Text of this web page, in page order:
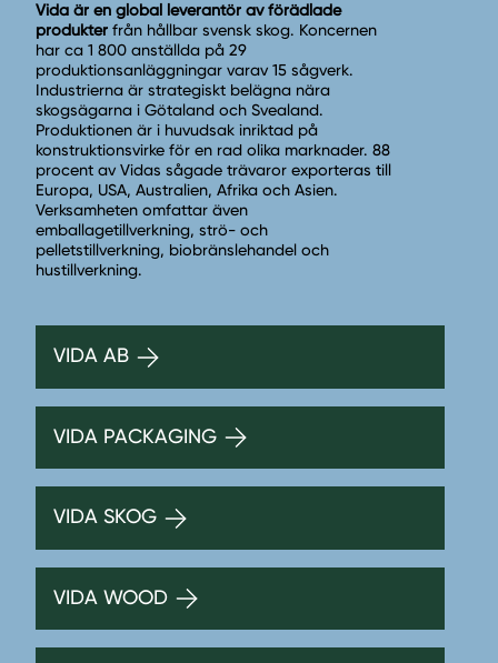
Vida är en global leverantör av förädlade
produkter från hållbar svensk skog. Koncernen
har ca 1 800 anställda på 29
produktionsanläggningar varav 15 sågverk.
Industrierna är strategiskt belägna nära
skogsägarna i Götaland och Svealand.
Produktionen är i huvudsak inriktad på
konstruktionsvirke för en rad olika marknader. 88
procent av Vidas sågade trävaror exporteras till
Europa, USA, Australien, Afrika och Asien.
Verksamheten omfattar även
emballagetillverkning, strö- och
pelletstillverkning, biobränslehandel och
hustillverkning.
VIDA AB
VIDA PACKAGING
VIDA SKOG
VIDA WOOD